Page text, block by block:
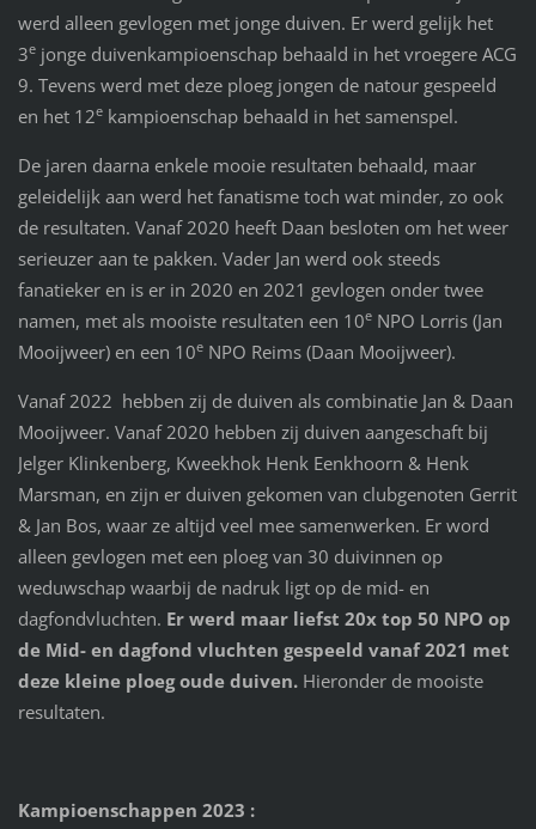
werd alleen gevlogen met jonge duiven. Er werd gelijk het
3ejonge duivenkampioenschap behaald in het vroegere ACG
9. Tevens werd met deze ploeg jongen de natour gespeeld
en het 12ekampioenschap behaald in het samenspel.
De jaren daarna enkele mooie resultaten behaald, maar
geleidelijk aan werd het fanatisme toch wat minder, zo ook
de resultaten. Vanaf 2020 heeft Daan besloten om het weer
serieuzer aan te pakken. Vader Jan werd ook steeds
fanatieker en is er in 2020 en 2021 gevlogen onder twee
namen, met als mooiste resultaten een 10eNPO Lorris (Jan
Mooijweer) en een 10eNPO Reims (Daan Mooijweer).
Vanaf 2022 hebben zij de duiven als combinatie Jan & Daan
Mooijweer. Vanaf 2020 hebben zij duiven aangeschaft bij
Jelger Klinkenberg, Kweekhok Henk Eenkhoorn & Henk
Marsman, en zijn er duiven gekomen van clubgenoten Gerrit
& Jan Bos, waar ze altijd veel mee samenwerken. Er word
alleen gevlogen met een ploeg van 30 duivinnen op
weduwschap waarbij de nadruk ligt op de mid- en
dagfondvluchten. Er werd maar liefst 20x top 50 NPO op
de Mid- en dagfond vluchten gespeeld vanaf 2021 met
deze kleine ploeg oude duiven.Hieronder de mooiste
resultaten.
Kampioenschappen 2023 :